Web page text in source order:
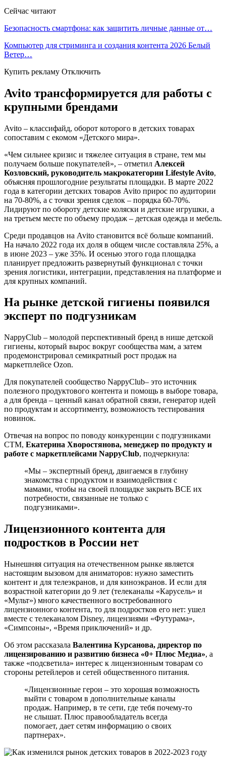
Сейчас читают
Безопасность смартфона: как защитить личные данные от…
Компьютер для стриминга и создания контента 2026 Белый
Ветер…
Купить рекламу Отключить
Avito трансформируется для работы с
крупными брендами
Avito – классифайд, оборот которого в детских товарах
сопоставим с екомом «Детского мира».
«Чем сильнее кризис и тяжелее ситуация в стране, тем мы
получаем больше покупателей», – отметил Алексей
Козловский, руководитель макрокатегории Lifestyle Avito,
объясняя прошлогодние результаты площадки. В марте 2022
года в категории детских товаров Avito прирос по аудитории
на 70-80%, а с точки зрения сделок – порядка 60-70%.
Лидируют по обороту детские коляски и детские игрушки, а
на третьем месте по объему продаж – детская одежда и мебель.
Среди продавцов на Avito становится всё больше компаний.
На начало 2022 года их доля в общем числе составляла 25%, а
в июне 2023 – уже 35%. И осенью этого года площадка
планирует предложить развернутый функционал с точки
зрения логистики, интеграции, представления на платформе и
для крупных компаний.
На рынке детской гигиены появился
эксперт по подгузникам
NappyClub – молодой перспективный бренд в нише детской
гигиены, который вырос вокруг сообщества мам, а затем
продемонстрировал семикратный рост продаж на
маркетплейсе Ozon.
Для покупателей сообщество NappyClub– это источник
полезного продуктового контента и помощь в выборе товара,
а для бренда – ценный канал обратной связи, генератор идей
по продуктам и ассортименту, возможность тестирования
новинок.
Отвечая на вопрос по поводу конкуренции с подгузниками
СТМ, Екатерина Хворостянова, менеджер по продукту и
работе с маркетплейсами NappyClub, подчеркнула:
«Мы – экспертный бренд, двигаемся в глубину
знакомства с продуктом и взаимодействия с
мамами, чтобы на своей площадке закрыть ВСЕ их
потребности, связанные не только с
подгузниками».
Лицензионного контента для
подростков в России нет
Нынешняя ситуация на отечественном рынке является
настоящим вызовом для аниматоров: нужно заместить
контент и для телеэкранов, и для киноэкранов. И если для
возрастной категории до 9 лет (телеканалы «Карусель» и
«Мульт») много качественного востребованного
лицензионного контента, то для подростков его нет: ушел
вместе с телеканалом Disney, лицензиями «Футурама»,
«Симпсоны», «Время приключений» и др.
Об этом рассказала Валентина Курсанова, директор по
лицензированию и развитию бизнеса «0+ Плюс Медиа», а
также «подсветила» интерес к лицензионным товарам со
стороны ретейлеров и сетей общественного питания.
«Лицензионные герои – это хорошая возможность
выйти с товаром в дополнительные каналы
продаж. Например, в те сети, где тебя почему-то
не слышат. Плюс правообладатель всегда
помогает, дает сетям информацию о своих
партнерах».